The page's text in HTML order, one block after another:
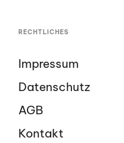
RECHTLICHES
Impressum
Datenschutz
AGB
Kontakt